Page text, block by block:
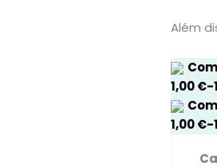
Além
1,00€-
1,00€-